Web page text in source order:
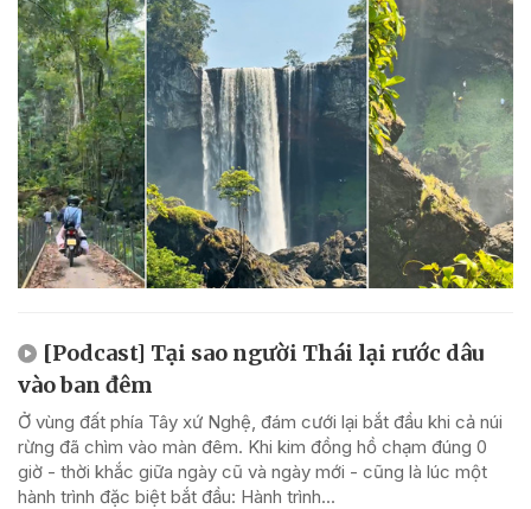
[Podcast] Tại sao người Thái lại rước dâu
vào ban đêm
Ở vùng đất phía Tây xứ Nghệ, đám cưới lại bắt đầu khi cả núi
rừng đã chìm vào màn đêm. Khi kim đồng hồ chạm đúng 0
giờ - thời khắc giữa ngày cũ và ngày mới - cũng là lúc một
hành trình đặc biệt bắt đầu: Hành trình...